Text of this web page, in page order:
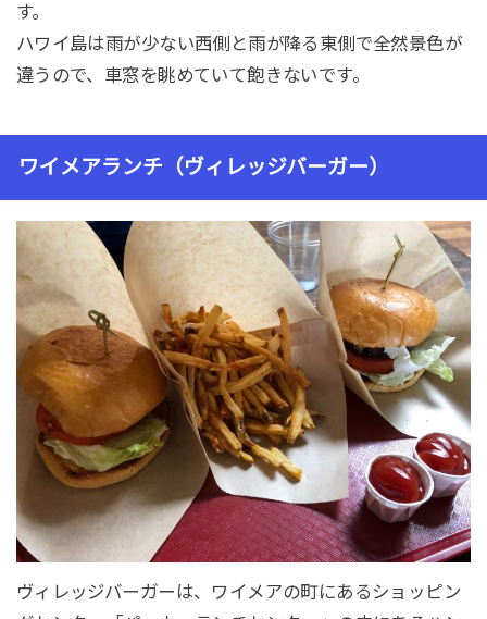
す。
ハワイ島は雨が少ない西側と雨が降る東側で全然景色が
違うので、車窓を眺めていて飽きないです。
ワイメアランチ（ヴィレッジバーガー）
ヴィレッジバーガーは、ワイメアの町にあるショッピン